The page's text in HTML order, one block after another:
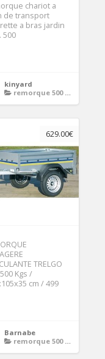
chariot a
de transport
a bras jardin
500
kinyard
remorque 500 kg
629.00€
TRELGO
Kgs /
cm / 499
Barnabe
remorque 500 kg